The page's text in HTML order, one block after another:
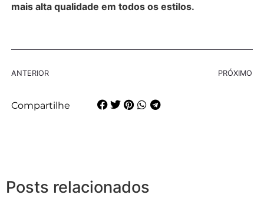
mais alta qualidade em todos os estilos.
ANTERIOR PRÓXIMO
Compartilhe
Posts relacionados